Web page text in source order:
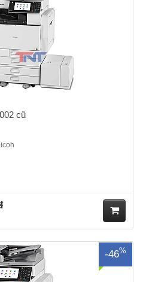
cũ
ua
-46%
5002 mới 95% Chức năng
NĂNG SAO CHỤPQuét, tạo ảnh
phân giả..